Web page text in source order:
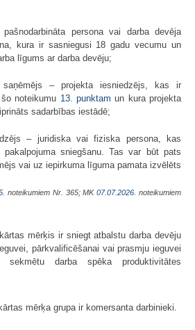
persona vai darba devēja
kura ir sasniegusi 18 gadu vecumu un
līgums ar darba devēju;
saņēmējs – projekta iesniedzējs, kas ir
noteikumu 13. punktam un kura projekta
sadarbības iestādē;
– juridiska vai fiziska persona, kas
pakalpojuma sniegšanu. Tas var būt pats
vai uz iepirkuma līguma pamata izvēlēts
noteikumiem Nr. 365; MK07.07.2026. noteikumiem
mērķis ir sniegt atbalstu darba devēju
pārkvalificēšanai vai prasmju ieguvei
darba spēka produktivitātes
mērķa grupa ir komersanta darbinieki.